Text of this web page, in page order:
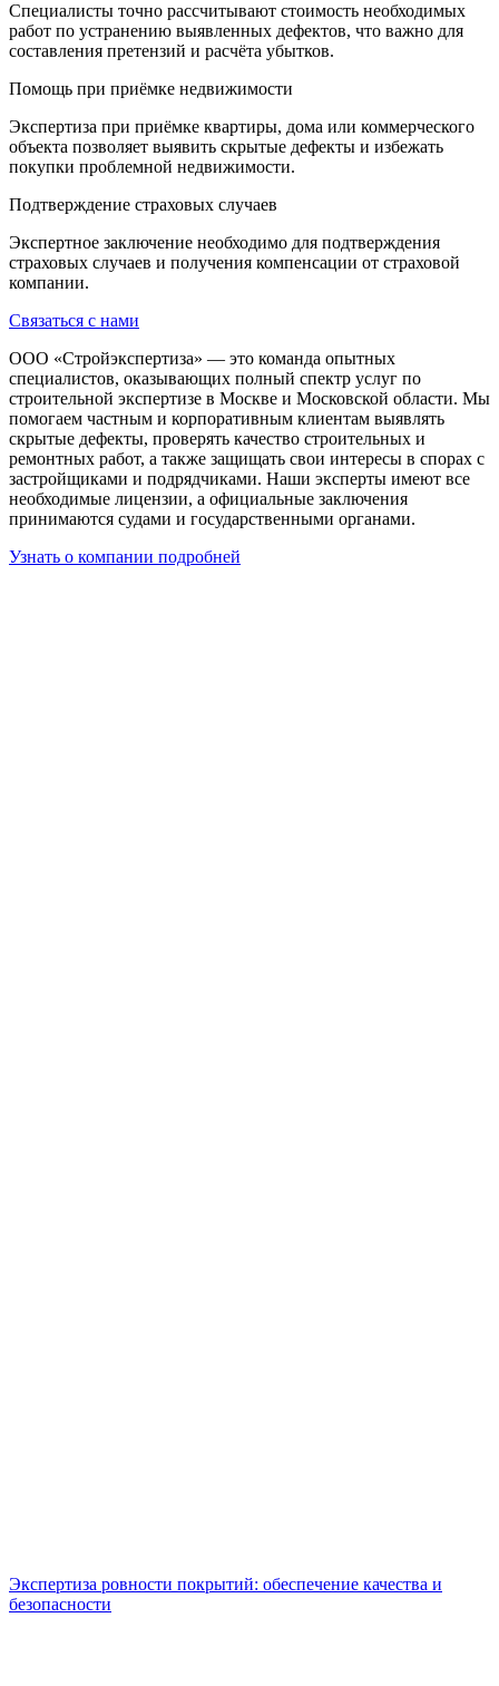
Специалисты точно рассчитывают стоимость необходимых
работ по устранению выявленных дефектов, что важно для
составления претензий и расчёта убытков.
Помощь при приёмке недвижимости
Экспертиза при приёмке квартиры, дома или коммерческого
объекта позволяет выявить скрытые дефекты и избежать
покупки проблемной недвижимости.
Подтверждение страховых случаев
Экспертное заключение необходимо для подтверждения
страховых случаев и получения компенсации от страховой
компании.
Связаться с нами
ООО «Стройэкспертиза» — это команда опытных
специалистов, оказывающих полный спектр услуг по
строительной экспертизе в Москве и Московской области. Мы
помогаем частным и корпоративным клиентам выявлять
скрытые дефекты, проверять качество строительных и
ремонтных работ, а также защищать свои интересы в спорах с
застройщиками и подрядчиками. Наши эксперты имеют все
необходимые лицензии, а официальные заключения
принимаются судами и государственными органами.
Узнать о компании подробней
Экспертиза ровности покрытий: обеспечение качества и
безопасности